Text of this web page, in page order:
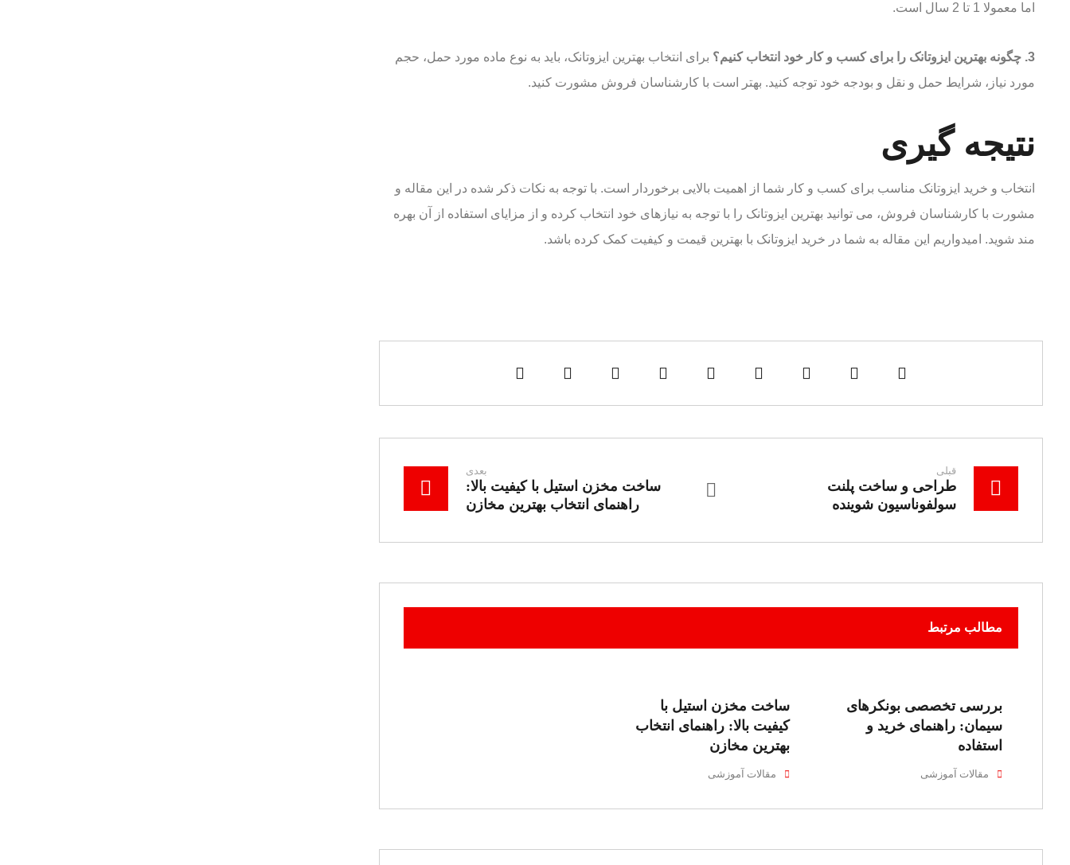
اما معمولا 1 تا 2 سال است.
3. چگونه بهترین ایزوتانک را برای کسب و کار خود انتخاب کنیم؟
برای انتخاب بهترین ایزوتانک، باید به نوع ماده مورد حمل، حجم
مورد نیاز، شرایط حمل و نقل و بودجه خود توجه کنید. بهتر است با کارشناسان فروش مشورت کنید.
نتیجه گیری
انتخاب و خرید ایزوتانک مناسب برای کسب و کار شما از اهمیت بالایی برخوردار است. با توجه به نکات ذکر شده در این مقاله و
مشورت با کارشناسان فروش، می توانید بهترین ایزوتانک را با توجه به نیازهای خود انتخاب کرده و از مزایای استفاده از آن بهره
مند شوید. امیدواریم این مقاله به شما در خرید ایزوتانک با بهترین قیمت و کیفیت کمک کرده باشد.
قبلی
طراحی و ساخت پلنت
سولفوناسیون شوینده
بعدی
ساخت مخزن استیل با کیفیت بالا:
راهنمای انتخاب بهترین مخازن
مطالب مرتبط
بررسی تخصصی بونکرهای
سیمان: راهنمای خرید و
استفاده
مقالات آموزشی
ساخت مخزن استیل با
کیفیت بالا: راهنمای انتخاب
بهترین مخازن
مقالات آموزشی